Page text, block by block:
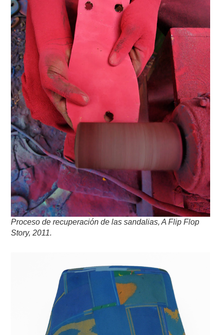
Proceso de recuperación de las sandalias,A Flip Flop
Story, 2011.